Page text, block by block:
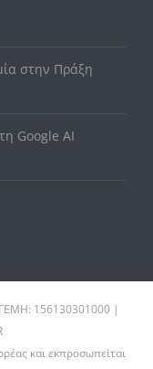
στην Πράξη
Google AI
156130301000 |
και εκπροσωπείται